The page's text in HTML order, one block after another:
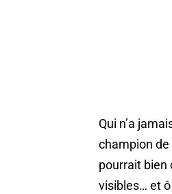
Qui n’a
champion de
pourrait bien
visibles… et